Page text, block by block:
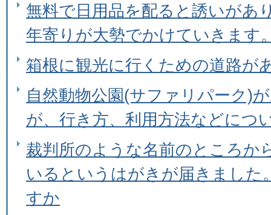
無料で日用品を配ると誘いがあ
年寄りが大勢でかけていきます
箱根に観光に行くための道路が
自然動物公園(サファリパーク)
が、行き方、利用方法などにつ
裁判所のような名前のところか
いるというはがきが届きました
すか